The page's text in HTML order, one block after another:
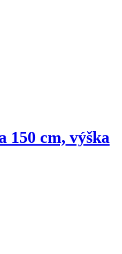
150 cm, výška